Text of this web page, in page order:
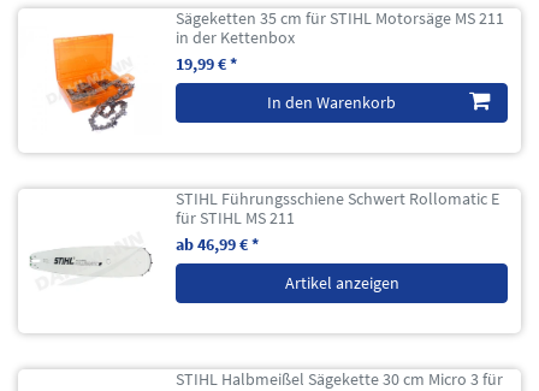
Sägeketten 35 cm für STIHL Motorsäge MS 211
in der Kettenbox
19,99 € *
In den Warenkorb
STIHL Führungsschiene Schwert Rollomatic E
für STIHL MS 211
ab 46,99 € *
Artikel anzeigen
STIHL Halbmeißel Sägekette 30 cm Micro 3 für